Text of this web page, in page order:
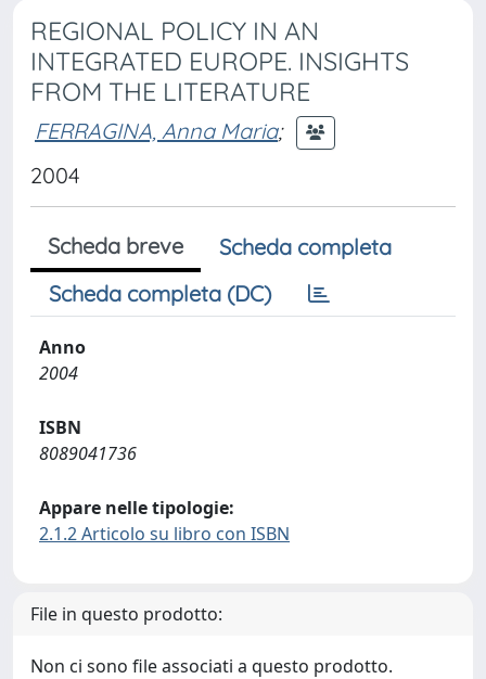
REGIONAL POLICY IN AN
INTEGRATED EUROPE. INSIGHTS
FROM THE LITERATURE
FERRAGINA, Anna Maria;
2004
Scheda breve
Scheda completa
Scheda completa (DC)
Anno
2004
ISBN
8089041736
Appare nelle tipologie:
2.1.2 Articolo su libro con ISBN
File in questo prodotto:
Non ci sono file associati a questo prodotto.